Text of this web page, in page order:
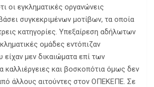
οι εγκληματικές οργανώνεις
συγκεκριμένων μοτίβων, τα οποία
κατηγορίες. Υπεξαίρεση αδήλωτων
ομάδες εντόπιζαν
είχαν μεν δικαιώματα επί των
καλλιέργειες και βοσκοπότια όμως δεν
άλλους αιτούντες στον ΟΠΕΚΕΠΕ. Σε